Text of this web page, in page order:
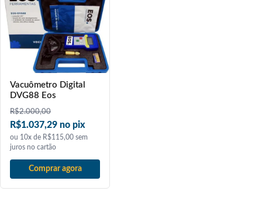
Vacuômetro Digital
DVG88 Eos
R$2.000,00
R$1.037,29 no pix
ou 10x de R$115,00 sem
juros no cartão
Comprar agora